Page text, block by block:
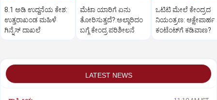
8.1 ಅಡಿ ಉದ್ದನೆಯ ಕೇಶ:
ಉತ್ತರಾಖಂಡ ಮಹಿಳೆ
ಗಿನ್ನೆಸ್‌ ದಾಖಲೆ
ಮೆಟಾ ಯಾರಿಗೆ ಏನು
ತೋರಿಸುತ್ತದೆ?:ಅಲ್ಗಾರಿದಂ
ಬಗ್ಗೆ ಕೇಂದ್ರ ಪರಿಶೀಲನೆ
ಒಟಿಟಿ ಮೇಲೆ ಕೇಂದ್ರದ
ನಿಯಂತ್ರಣ: ಆಕ್ಷೇಪಾರ್ಹ
ಕಂಟೆಂಟ್‌ಗೆ ಕಡಿವಾಣ?
LATEST NEWS